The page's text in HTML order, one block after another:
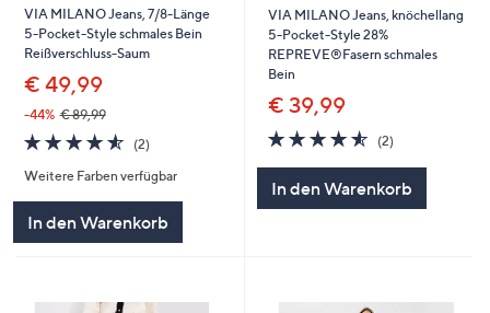
VIA MILANO Jeans, 7/8-Länge
5-Pocket-Style schmales Bein
Reißverschluss-Saum
€ 49,99
-44% € 89,99
4.5
von
5
(2)2
Weitere Farben verfügbar
In den Warenkorb
VIA MILANO Jeans, knöchellang
5-Pocket-Style 28%
REPREVE®Fasern schmales
Bein
€ 39,99
4.5
von
(2)2
In den Warenkorb